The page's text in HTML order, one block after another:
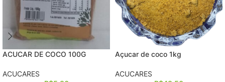
ACUCAR DE COCO 100G
ACUCARES
Açucar de coco 1kg
ACUCARES